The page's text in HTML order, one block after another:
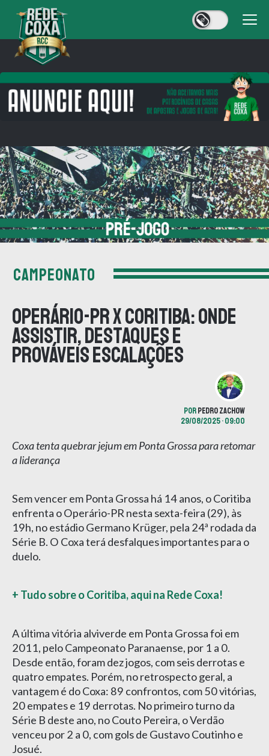
CAMPEONATO
Operário-PR x Coritiba: onde
assistir, destaques e
prováveis escalações
PORPEDRO ZACHOW
29/08/2025 • 09:00
Coxa tenta quebrar jejum em Ponta Grossa para retomar
a liderança
Sem vencer em Ponta Grossa há 14 anos, o Coritiba
enfrenta o Operário-PR nesta sexta-feira (29), às
19h, no estádio Germano Krüger, pela 24ª rodada da
Série B. O Coxa terá desfalques importantes para o
duelo.
+ Tudo sobre o Coritiba, aqui na Rede Coxa!
A última vitória alviverde em Ponta Grossa foi em
2011, pelo Campeonato Paranaense, por 1 a 0.
Desde então, foram dez jogos, com seis derrotas e
quatro empates. Porém, no retrospecto geral, a
vantagem é do Coxa: 89 confrontos, com 50 vitórias,
20 empates e 19 derrotas. No primeiro turno da
Série B deste ano, no Couto Pereira, o Verdão
venceu por 2 a 0, com gols de Gustavo Coutinho e
Josué.